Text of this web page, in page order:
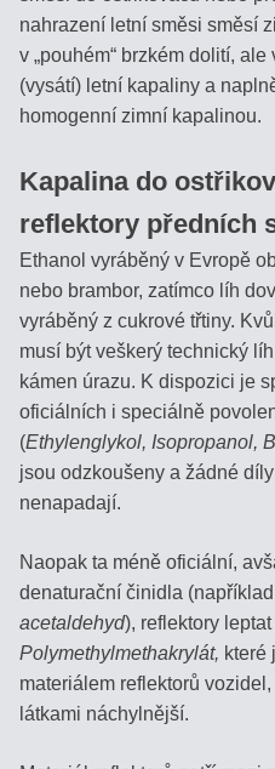
nahrazení letní směsi směsí
v „pouhém“ brzkém dolití,
(vysátí) letní kapaliny a
homogenní zimní kapalinou.
Kapalina do
reflektory předních
Ethanol vyráběný v Evropě
nebo brambor, zatímco líh
vyráběný z cukrové třtiny.
musí být veškerý technický
kámen úrazu. K dispozici je
oficiálních i speciálně
(Ethylenglykol, Isopropanol,
jsou odzkoušeny a žádné
nenapadají.
Naopak ta méně oficiální,
denaturační činidla (například
acetaldehyd), reflektory
Polymethylmethakrylát, které
materiálem reflektorů
látkami náchylnější.
Vyhledávání
Přihlášení
uživatele
heslo
OK